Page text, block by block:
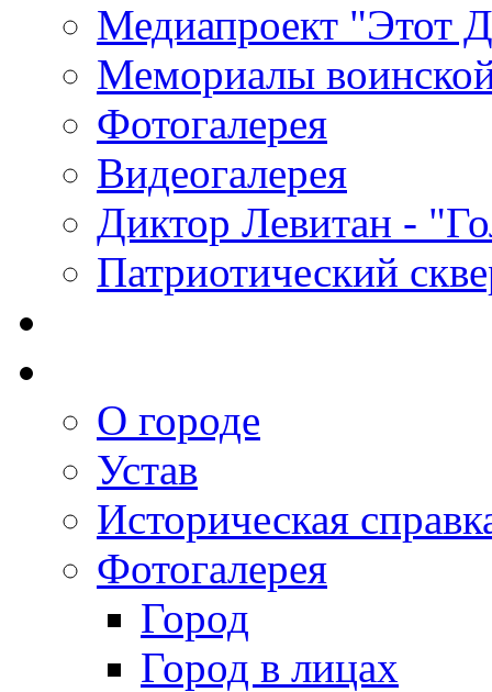
Медиапроект "Этот
Мемориалы
Фотогалерея
Видеогалерея
Диктор Левитан -
Патриотический
О городе
Устав
Историческая
Фотогалерея
Город
Город в лицах